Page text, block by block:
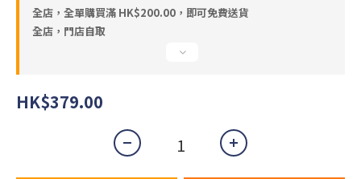
全店，全單購買滿 HK$200.00，即可免費送貨
全店，門店自取
HK$379.00